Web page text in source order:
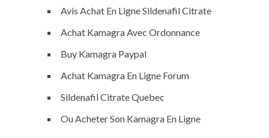
Avis Achat En Ligne Sildenafil Citrate
Achat Kamagra Avec Ordonnance
Buy Kamagra Paypal
Achat Kamagra En Ligne Forum
Sildenafil Citrate Quebec
Ou Acheter Son Kamagra En Ligne